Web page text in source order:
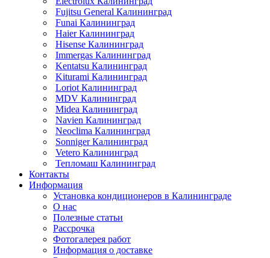
Fujitsu General Калининград
Funai Калининград
Haier Калининград
Hisense Калининград
Immergas Калининград
Kentatsu Калининград
Kiturami Калининград
Loriot Калининград
MDV Калининград
Midea Калининград
Navien Калининград
Neoclima Калининград
Sonniger Калининград
Vetero Калининград
Тепломаш Калининград
Контакты
Информация
Установка кондиционеров в Калининграде
О нас
Полезные статьи
Рассрочка
Фотогалерея работ
Информация о доставке